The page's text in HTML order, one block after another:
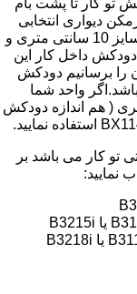
دیواری انتخابی
شما می باشد.در کل دودکش های توکار در دو سایز 10 سانتی متری و
داخل کار این
را برسانیم دودکش
متری می باشد.اگر واحد شما
بام با سایز 10 سانتی متری ( هم اندازه دودکش
واحد شما دارای دودکش 15 سانتی تو کار می باشد بر
نمایید: